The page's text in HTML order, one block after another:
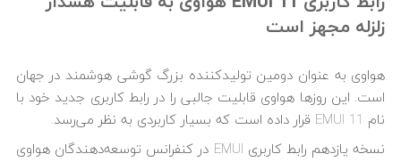
زلزله مجهز است
هواوی به عنوان دومین تولیدکننده بزرگ گوشی هوشمند در جهان
است. این روزها هواوی قابلیت جالبی را در رابط کاربری جدید خود با
نام EMUI 11 قرار داده است که بسیار کاربردی به نظر می‌رسد.
نسخه یازدهم رابط کاربری EMUI‌ در کنفرانس توسعه‌دهندگان هواوی